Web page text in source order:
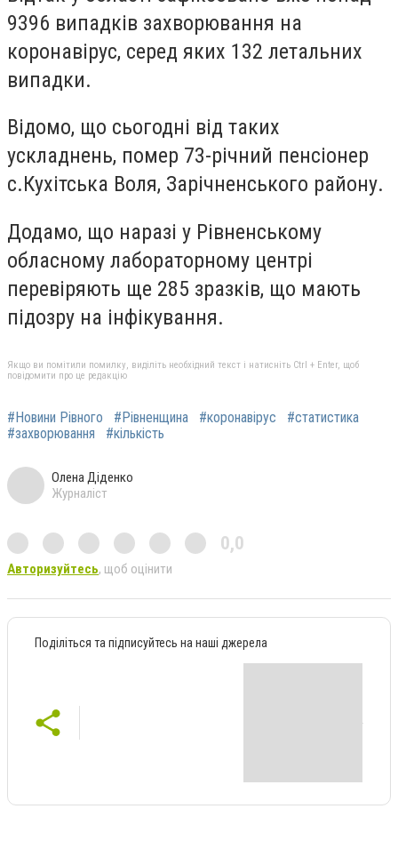
9396 випадків захворювання на
коронавірус, серед яких 132 летальних
випадки.
Відомо, що сьогодні від таких
ускладнень, помер 73-річний пенсіонер
с.Кухітська Воля, Зарічненського району.
Додамо, що наразі у Рівненському
обласному лабораторному центрі
перевіряють ще 285 зразків, що мають
підозру на інфікування.
Якщо ви помітили помилку, виділіть необхідний текст і натисніть Ctrl + Enter, щоб
повідомити про це редакцію
#Новини Рівного #Рівненщина #коронавірус
#статистика
#захворювання
#кількість
Олена Діденко
Журналіст
0,0
Авторизуйтесь, щоб оцінити
Поділіться та підписуйтесь на наші джерела